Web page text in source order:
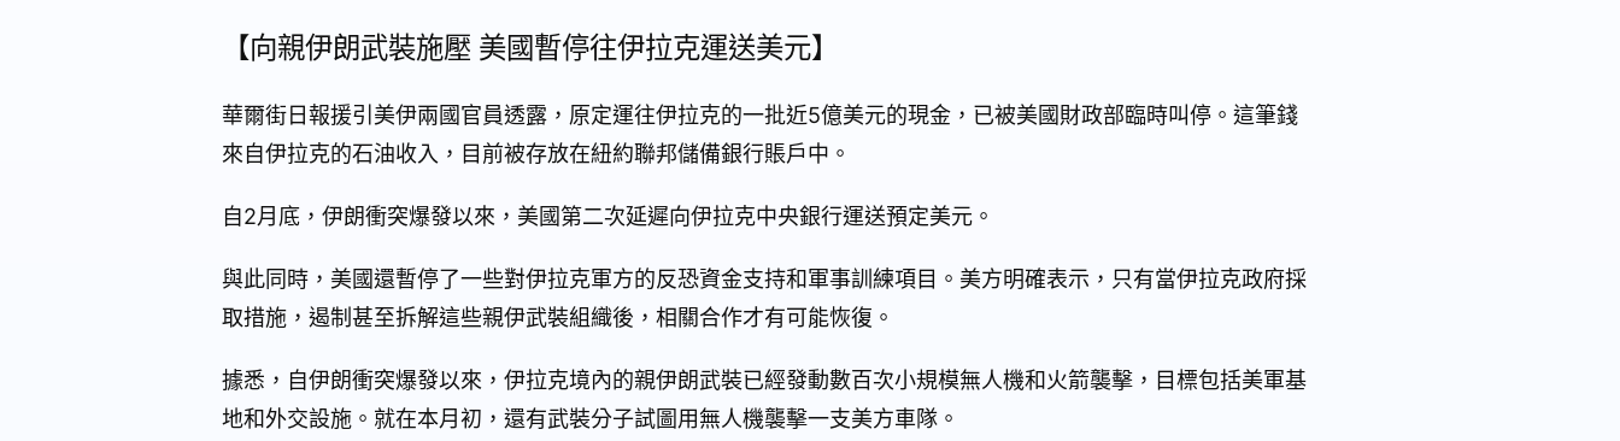
【向親伊朗武裝施壓 美國暫停往伊拉克運送美元】
華爾街日報援引美伊兩國官員透露，原定運往伊拉克的一批近5億美元的現金，已被美國財政部臨時叫停。這筆錢
來自伊拉克的石油收入，目前被存放在紐約聯邦儲備銀行賬戶中。
自2月底，伊朗衝突爆發以來，美國第二次延遲向伊拉克中央銀行運送預定美元。
與此同時，美國還暫停了一些對伊拉克軍方的反恐資金支持和軍事訓練項目。美方明確表示，只有當伊拉克政府採
取措施，遏制甚至拆解這些親伊武裝組織後，相關合作才有可能恢復。
據悉，自伊朗衝突爆發以來，伊拉克境內的親伊朗武裝已經發動數百次小規模無人機和火箭襲擊，目標包括美軍基
地和外交設施。就在本月初，還有武裝分子試圖用無人機襲擊一支美方車隊。